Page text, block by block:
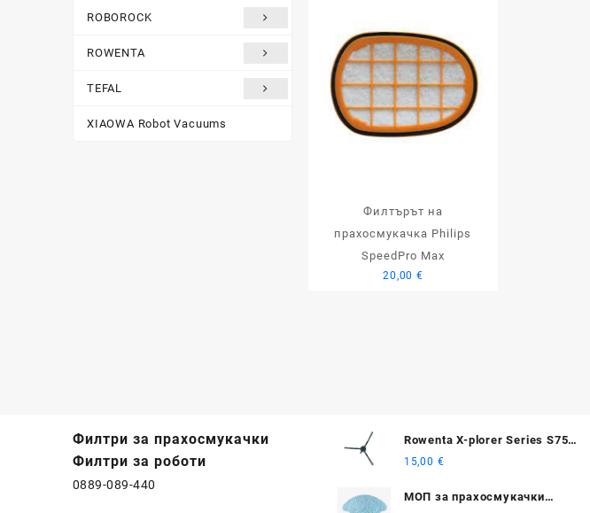
ROBOROCK
ROWENTA
TEFAL
XIAOWA Robot Vacuums
Филтърът на
прахосмукачка Philips
SpeedPro Max
20,00 €
Филтри за прахосмукачки
Филтри за роботи
0889-089-440
Rowenta X-plorer Series S75s
/ S75s+ ъглова четка 2 бр.
15,00 €
МОП за прахосмукачки